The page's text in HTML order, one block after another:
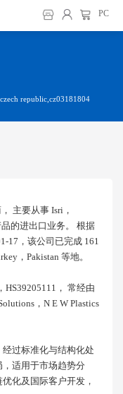
PC
republic,cz03181804
主要从事 Isri，
的进出口业务。 根据
17，该公司已完成 161
，pakistan 等地。
HS39205111， 常经由
，n E W Plastics
过标准化与结构化处
适用于市场趋势分
化及国际客户开发，